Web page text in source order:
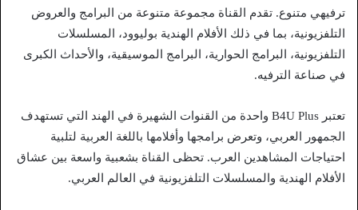
ترفيهي متنوع. تقدم القناة مجموعة متنوعة من البرامج والعروض
التلفزيونية، بما في ذلك الأفلام الهندية بوليوود، المسلسلات
التلفزيونية، البرامج الحوارية، البرامج الموسيقية، والأحداث الكبرى
في صناعة الترفيه.
تعتبر B4U Plus واحدة من القنوات الشهيرة في الهند التي تستهدف
الجمهور العربي، وتعرض برامجها وأفلامها باللغة العربية لتلبية
احتياجات المشاهدين العرب. تحظى القناة بشعبية واسعة بين عشاق
الأفلام الهندية والمسلسلات التلفزيونية في العالم العربي.